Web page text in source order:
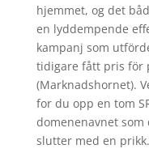
hjemmet, og det
en lyddempende
kampanj som
tidigare fått pris för
(Marknadshornet).
for du opp en tom
domenenavnet
slutter med en